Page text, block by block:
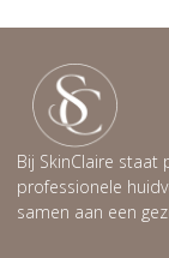
Bij SkinClaire
professionele
samen aan een